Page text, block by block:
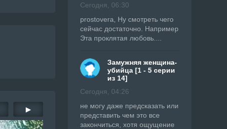
▶
Сегодня, 06:30
prostovera, Ну смотреть чего
сейчас достаточно. Например
Эта проклятая любовь....
Замужняя женщина-
убийца [1 - 5 серии
из 14]
Сегодня, 04:26
не могу даже предсказать или
представить чем это все
закончиться, хотя ощущение